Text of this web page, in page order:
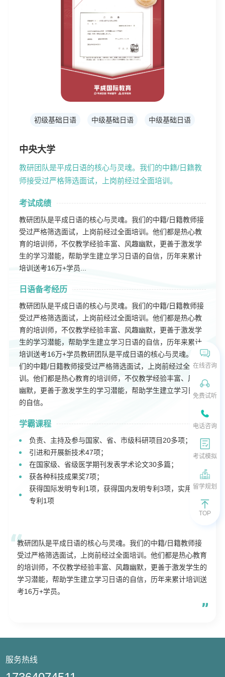
初级基础日语 中级基础日语 中级基础日语
中央大学
教研团队是平成日语的核心与灵魂。我们的中籍/日籍教
师接受过严格筛选面试，上岗前经过全面培训。
考试成绩
教研团队是平成日语的核心与灵魂。我们的中籍/日籍教师接
受过严格筛选面试，上岗前经过全面培训。他们都是热心教
育的培训师，不仅教学经验丰富、风趣幽默，更善于激发学
生的学习潜能，帮助学生建立学习日语的自信，历年来累计
培训送考16万+学员...
日语备考经历
教研团队是平成日语的核心与灵魂。我们的中籍/日籍教师接
受过严格筛选面试，上岗前经过全面培训。他们都是热心教
育的培训师，不仅教学经验丰富、风趣幽默，更善于激发学
生的学习潜能，帮助学生建立学习日语的自信，历年来累计
培训送考16万+学员教研团队是平成日语的核心与灵魂。我
们的中籍/日籍教师接受过严格筛选面试，上岗前经过全面培
训。他们都是热心教育的培训师，不仅教学经验丰富、风趣
幽默，更善于激发学生的学习潜能，帮助学生建立学习日语
的自信。
学霸课程
负责、主持及参与国家、省、市级科研项目20多项；
引进和开展新技术47项；
在国家级、省级医学期刊发表学术论文30多篇；
获各种科技成果奖7项；
获得国际发明专利1项，获得国内发明专利3项，实用新型
专利1项
教研团队是平成日语的核心与灵魂。我们的中籍/日籍教师接
受过严格筛选面试，上岗前经过全面培训。他们都是热心教育
的培训师，不仅教学经验丰富、风趣幽默，更善于激发学生的
学习潜能，帮助学生建立学习日语的自信，历年来累计培训送
考16万+学员。
服务热线
在线咨询
免费试听
电话咨询
考试模拟
留学规划
TOP